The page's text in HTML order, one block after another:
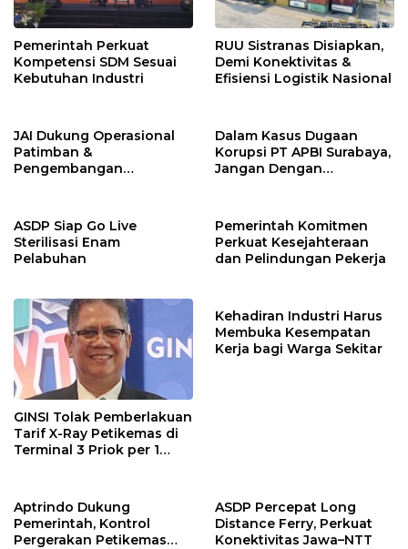
Pemerintah Perkuat
Kompetensi SDM Sesuai
Kebutuhan Industri
RUU Sistranas Disiapkan,
Demi Konektivitas &
Efisiensi Logistik Nasional
JAI Dukung Operasional
Patimban &
Pengembangan
Dalam Kasus Dugaan
Korupsi PT APBI Surabaya,
Jangan Dengan
ASDP Siap Go Live
Sterilisasi Enam
Pelabuhan
Pemerintah Komitmen
Perkuat Kesejahteraan
dan Pelindungan Pekerja
GINSI Tolak Pemberlakuan
Tarif X-Ray Petikemas di
Terminal 3 Priok per 1
Kehadiran Industri Harus
Membuka Kesempatan
Kerja bagi Warga Sekitar
Aptrindo Dukung
Pemerintah, Kontrol
Pergerakan Petikemas
ASDP Percepat Long
Distance Ferry, Perkuat
Konektivitas Jawa–NTT